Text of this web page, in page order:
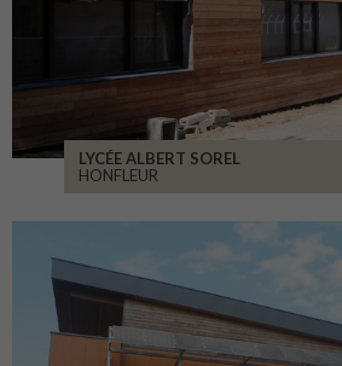
LYCÉE ALBERT SOREL
HONFLEUR